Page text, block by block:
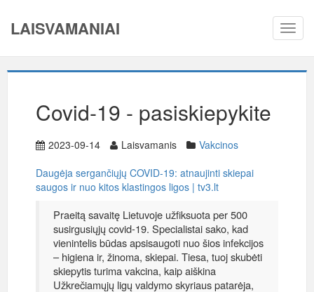
LAISVAMANIAI
Covid-19 - pasiskiepykite
2023-09-14 Laisvamanis
Vakcinos
Daugėja sergančiųjų COVID-19: atnaujinti skiepai
saugos ir nuo kitos klastingos ligos | tv3.lt
Praeitą savaitę Lietuvoje užfiksuota per 500
susirgusiųjų covid-19. Specialistai sako, kad
vienintelis būdas apsisaugoti nuo šios infekcijos
– higiena ir, žinoma, skiepai. Tiesa, tuoj skubėti
skiepytis turima vakcina, kaip aiškina
Užkrečiamųjų ligų valdymo skyriaus patarėja,